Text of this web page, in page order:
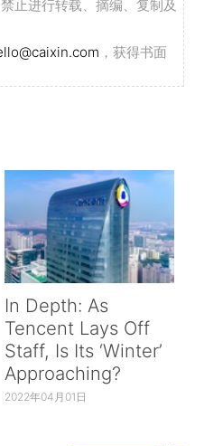
止进行转载、摘编、复制及
，获得书面
In Depth: As
Tencent Lays Off
Staff, Is Its ‘Winter’
Approaching?
2022年04月01日